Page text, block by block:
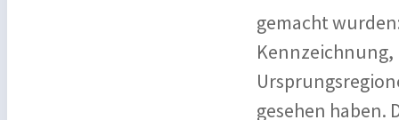
gemacht
gesehen haben.